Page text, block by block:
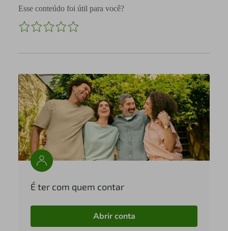
Esse conteúdo foi útil para você?
É ter com quem contar
Abrir conta